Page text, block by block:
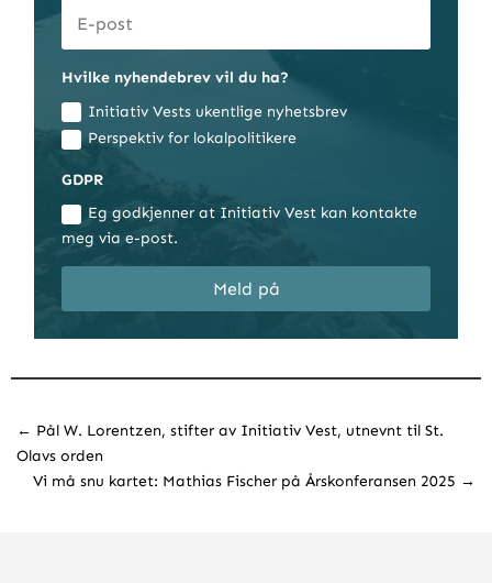
Hvilke nyhendebrev vil du ha?
Initiativ Vests ukentlige nyhetsbrev
Perspektiv for lokalpolitikere
GDPR
Eg godkjenner at Initiativ Vest kan kontakte
meg via e-post.
Meld på
← Pål W. Lorentzen, stifter av Initiativ Vest, utnevnt til St.
Olavs orden
Vi må snu kartet: Mathias Fischer på Årskonferansen 2025 →